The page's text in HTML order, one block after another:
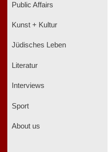
Public Affairs
Kunst + Kultur
Jüdisches Leben
Literatur
Interviews
Sport
About us